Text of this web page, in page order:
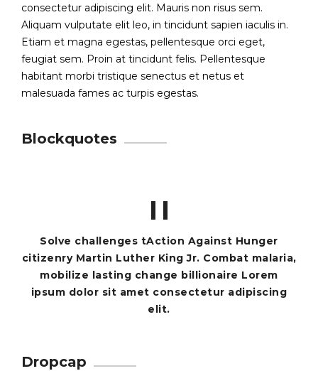
consectetur adipiscing elit. Mauris non risus sem.
Aliquam vulputate elit leo, in tincidunt sapien iaculis in.
Etiam et magna egestas, pellentesque orci eget,
feugiat sem. Proin at tincidunt felis. Pellentesque
habitant morbi tristique senectus et netus et
malesuada fames ac turpis egestas.
Blockquotes
Solve challenges tAction Against Hunger
citizenry Martin Luther King Jr. Combat malaria,
mobilize lasting change billionaire Lorem
ipsum dolor sit amet consectetur adipiscing
elit.
Dropcap